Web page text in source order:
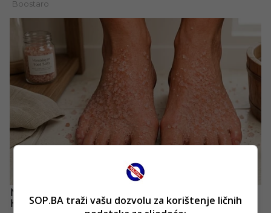
SOP.BA traži vašu dozvolu za korištenje ličnih